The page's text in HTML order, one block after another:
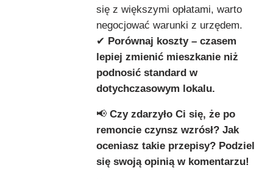
się z większymi opłatami, warto
negocjować warunki z urzędem.
✔ Porównaj koszty – czasem
lepiej zmienić mieszkanie niż
podnosić standard w
dotychczasowym lokalu.
📢 Czy zdarzyło Ci się, że po
remoncie czynsz wzrósł? Jak
oceniasz takie przepisy? Podziel
się swoją opinią w komentarzu!